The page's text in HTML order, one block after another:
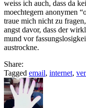
weiss ich auch, dass da
moechtegern anonymen
traue mich nicht zu
angst davor, dass der
mund vor
austrockne.
Share:
Tagged email, internet,